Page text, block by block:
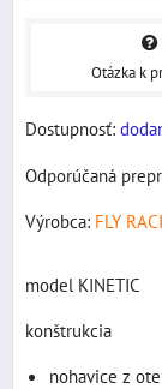
Otázka k
Dostupnosť:
Výrobca: FLY
model KINETIC
konštrukcia
nohavice z